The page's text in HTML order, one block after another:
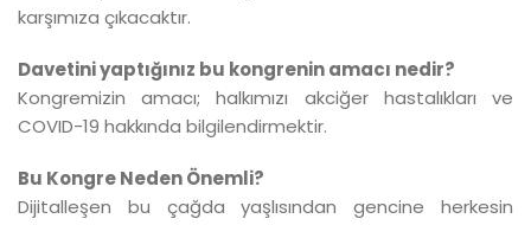
karşımıza çıkacaktır.
Davetini yaptığınız bu kongrenin amacı nedir?
Kongremizin amacı; halkımızı akciğer hastalıkları ve
COVID-19 hakkında bilgilendirmektir.
Bu Kongre Neden Önemli?
Dijitalleşen bu çağda yaşlısından gencine herkesin